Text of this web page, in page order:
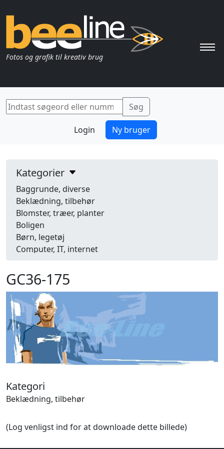
Fotos og grafik til kreativ brug
Login Ny bruger
Kategorier
Baggrunde, diverse
Beklædning, tilbehør
Blomster, træer, planter
Boligen
Børn, legetøj
Computer, IT, internet
Dekoration, ornamenter
Detailhandel
Dyr
Efterår
Energi, miljø, økologi
Erhverv
Fænomener, begreber
Fastelavn, karneval
Fiskeri
Fly, luftfart
Folkeslag
Fritid, hobby
GC36-175
Kategori
Beklædning, tilbehør
(Log venligst ind for at downloade dette billede)